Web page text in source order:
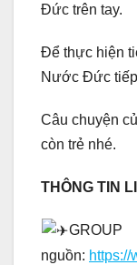
Đức trên tay.
Để thực hiện
Nước Đức
Câu chuyện
còn trẻ nhé.
THÔNG TIN
GROUP
nguồn: https://